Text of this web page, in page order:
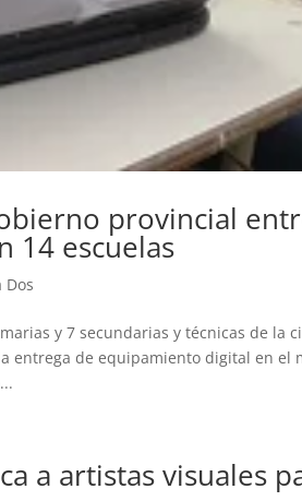
provincial
14 escuelas
Dos
y 7 secundarias y técnicas de la
entrega de equipamiento digital en el
a artistas visuales